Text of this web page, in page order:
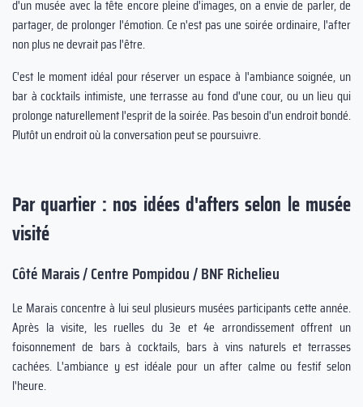
d'un musée avec la tête encore pleine d'images, on a envie de parler, de
partager, de prolonger l'émotion. Ce n'est pas une soirée ordinaire, l'after
non plus ne devrait pas l'être.
C'est le moment idéal pour réserver un espace à l'ambiance soignée, un
bar à cocktails intimiste, une terrasse au fond d'une cour, ou un lieu qui
prolonge naturellement l'esprit de la soirée. Pas besoin d'un endroit bondé.
Plutôt un endroit où la conversation peut se poursuivre.
Par quartier : nos idées d'afters selon le musée
visité
Côté Marais / Centre Pompidou / BNF Richelieu
Le Marais concentre à lui seul plusieurs musées participants cette année.
Après la visite, les ruelles du 3e et 4e arrondissement offrent un
foisonnement de bars à cocktails, bars à vins naturels et terrasses
cachées. L'ambiance y est idéale pour un after calme ou festif selon
l'heure.